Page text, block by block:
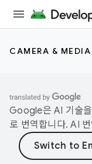
CAMERA & MEDIA
Google은 AI 기술
로 번역합니다. AI